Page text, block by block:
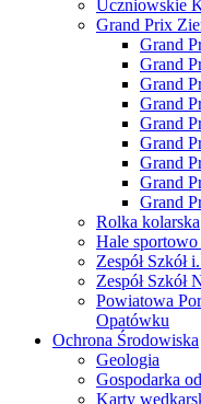
Uczniowskie
Grand Prix
Grand
Grand
Grand
Grand
Grand
Grand
Grand
Grand
Grand
Rolka kolarska
Hale
Zespół Szkół
Zespół
Powiatowa
Opatówku
Ochrona Środowiska
Geologia
Gospodarka
Karty